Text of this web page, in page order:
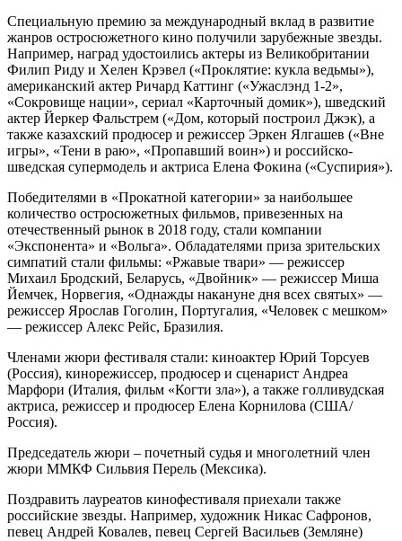
Специальную премию за международный вклад в развитие
жанров остросюжетного кино получили зарубежные звезды.
Например, наград удостоились актеры из Великобритании
Филип Риду и Хелен Крэвел («Проклятие: кукла ведьмы»),
американский актер Ричард Каттинг («Ужаслэнд 1-2»,
«Сокровище нации», сериал «Карточный домик»), шведский
актер Йеркер Фальстрем («Дом, который построил Джэк), а
также казахский продюсер и режиссер Эркен Ялгашев («Вне
игры», «Тени в раю», «Пропавший воин») и российско-
шведская супермодель и актриса Елена Фокина («Суспирия»).
Победителями в «Прокатной категории» за наибольшее
количество остросюжетных фильмов, привезенных на
отечественный рынок в 2018 году, стали компании
«Экспонента» и «Вольга». Обладателями приза зрительских
симпатий стали фильмы: «Ржавые твари» — режиссер
Михаил Бродский, Беларусь, «Двойник» — режиссер Миша
Йемчек, Норвегия, «Однажды накануне дня всех святых» —
режиссер Ярослав Гоголин, Португалия, «Человек с мешком»
— режиссер Алекс Рейс, Бразилия.
Членами жюри фестиваля стали: киноактер Юрий Торсуев
(Россия), кинорежиссер, продюсер и сценарист Андреа
Марфори (Италия, фильм «Когти зла»), а также голливудская
актриса, режиссер и продюсер Елена Корнилова (США/
Россия).
Председатель жюри – почетный судья и многолетний член
жюри ММКФ Сильвия Перель (Мексика).
Поздравить лауреатов кинофестиваля приехали также
российские звезды. Например, художник Никас Сафронов,
певец Андрей Ковалев, певец Сергей Васильев (Земляне)